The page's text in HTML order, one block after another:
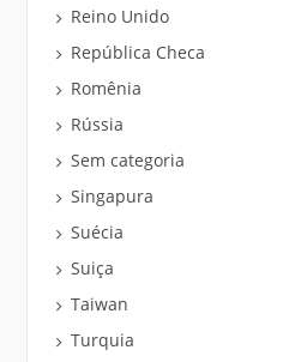
Reino Unido
República Checa
Romênia
Rússia
Sem categoria
Singapura
Suécia
Suiça
Taiwan
Turquia